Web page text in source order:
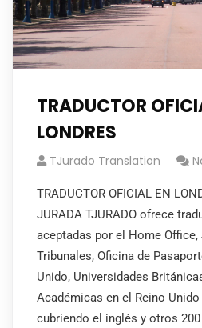
TRADUCTOR
LONDRES
TJurado Translation
TRADUCTOR OFICIAL EN
JURADA TJURADO ofrece
aceptadas por el Home Office,
Tribunales, Oficina de
Unido, Universidades
Académicas en el Reino
cubriendo el inglés y otros